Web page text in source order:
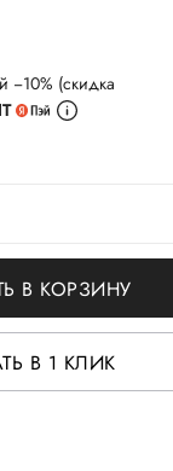
−10% (скидка
В КОРЗИНУ
В 1 КЛИК